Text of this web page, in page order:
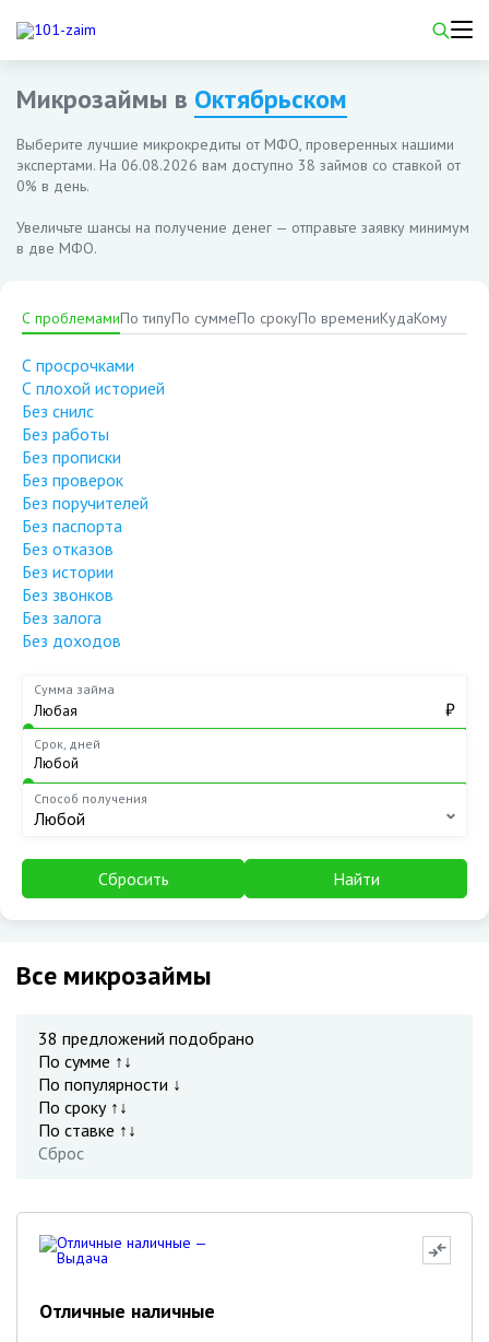
Микрозаймы в Октябрьском
Выберите лучшие микрокредиты от МФО, проверенных нашими
экспертами. На 06.08.2026 вам доступно 38 займов со ставкой от
0% в день.
Увеличьте шансы на получение денег — отправьте заявку минимум
в две МФО.
С проблемамиПо типуПо суммеПо срокуПо времениКудаКому
С просрочками
С плохой историей
Без снилс
Без работы
Без прописки
Без проверок
Без поручителей
Без паспорта
Без отказов
Без истории
Без звонков
Без залога
Без доходов
Сумма займа
₽
Срок, дней
Способ получения
Любой
Сбросить Найти
Все микрозаймы
38 предложений подобрано
По сумме ↑↓
По популярности ↓
По сроку ↑↓
По ставке ↑↓
Сброс
Отличные наличные